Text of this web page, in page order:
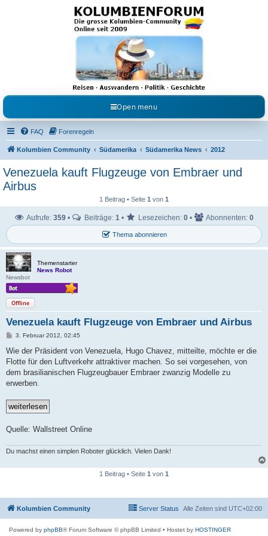
Kolumbienforum - Das
grosse Forum der
Freunde Kolumbiens
Reisen, Auswandern, Kultur, Politik, Geschichte und Visum in Kolumbien und Venezuela.
Austausch, Erfahrungen und Gemeinschaft im Kolumbienforum
Open menu
FAQ Forenregeln
Kolumbien Community Südamerika Südamerika News 2012
Venezuela kauft Flugzeuge von Embraer und
Airbus
1 Beitrag • Seite 1 von 1
Thema abonnieren
Aufrufe: 359 • Beiträge: 1 • Lesezeichen: 0 • Abonnenten: 0
Themenstarter
News Robot
Newsbot
Offline
Venezuela kauft Flugzeuge von Embraer und Airbus
B
i
r
a
3. Februar 2012, 02:45
Wie der Präsident von Venezuela, Hugo Chavez, mitteilte, möchte er die
Flotte für den Luftverkehr attraktiver machen. So sei vorgesehen, von
dem brasilianischen Flugzeugbauer Embraer zwanzig Modelle zu
erwerben.
Quelle: Wallstreet Online
Du machst einen simplen Roboter glücklich. Vielen Dank!
1 Beitrag • Seite 1 von 1
Kolumbien Community Alle Zeiten sind UTC+02:00
Server Status
Powered by phpBB® Forum Software © phpBB Limited • Hostet by HOSTINGER